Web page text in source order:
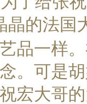
晶的法国
品一样
。可是
宏大哥